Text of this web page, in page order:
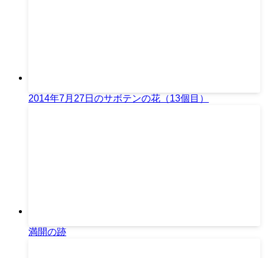
2014年7月27日のサボテンの花（13個目）
満開の跡